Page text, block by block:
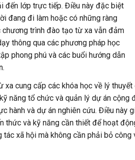
đến lớp trực tiếp. Điều này đặc biệt
đang đi làm hoặc có những ràng
chương trình đào tạo từ xa vẫn đảm
thông qua các phương pháp học
phong phú và các buổi hướng dẫn
xa cung cấp các khóa học về lý thuyết
năng tổ chức và quản lý dự án cộng
hành và dự án nghiên cứu. Điều này
thức và kỹ năng cần thiết để hoạt
xã hội mà không cần phải bỏ công